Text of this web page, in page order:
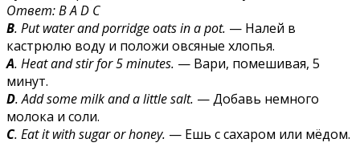
Ответ: В A D С
B. Put water and porridge oats in a pot. — Налей в
кастрюлю воду и положи овсяные хлопья.
A. Heat and stir for 5 minutes. — Вари, помешивая, 5
минут.
D. Add some milk and a little salt. — Добавь немного
молока и соли.
C. Eat it with sugar or honey. — Ешь с сахаром или мёдом.